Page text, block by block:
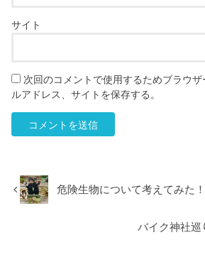
サイト
次回のコメントで使用するためブラウ
ルアドレス、サイトを保存する。
危険生物について考えてみた！
バイク神社巡